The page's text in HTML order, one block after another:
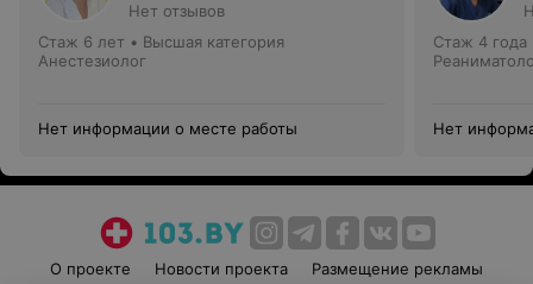
Нет отзывов
Стаж 6 лет • Высшая категория
Анестезиолог
Нет информации о месте работы
Стаж 4 года
Нет
О проекте Новости проекта
Размещение рекламы